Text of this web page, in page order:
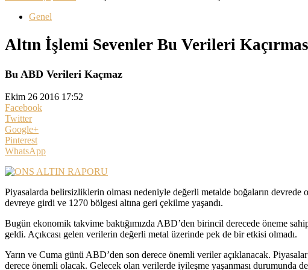
Genel
Altın İşlemi Sevenler Bu Verileri
Bu ABD Verileri Kaçmaz
Ekim 26 2016 17:52
Facebook
Twitter
Google+
Pinterest
WhatsApp
Piyasalarda belirsizliklerin olması nedeniyle değerli metalde boğaların devrede
devreye girdi ve 1270 bölgesi altına geri çekilme yaşandı.
Bugün ekonomik takvime baktığımızda ABD’den birincil derecede öneme
geldi. Açıkcası gelen verilerin değerli metal üzerinde pek de bir etkisi olmadı.
Yarın ve Cuma günü ABD’den son derece önemli veriler açıklanacak.
derece önemli olacak. Gelecek olan verilerde iyileşme yaşanması durumunda